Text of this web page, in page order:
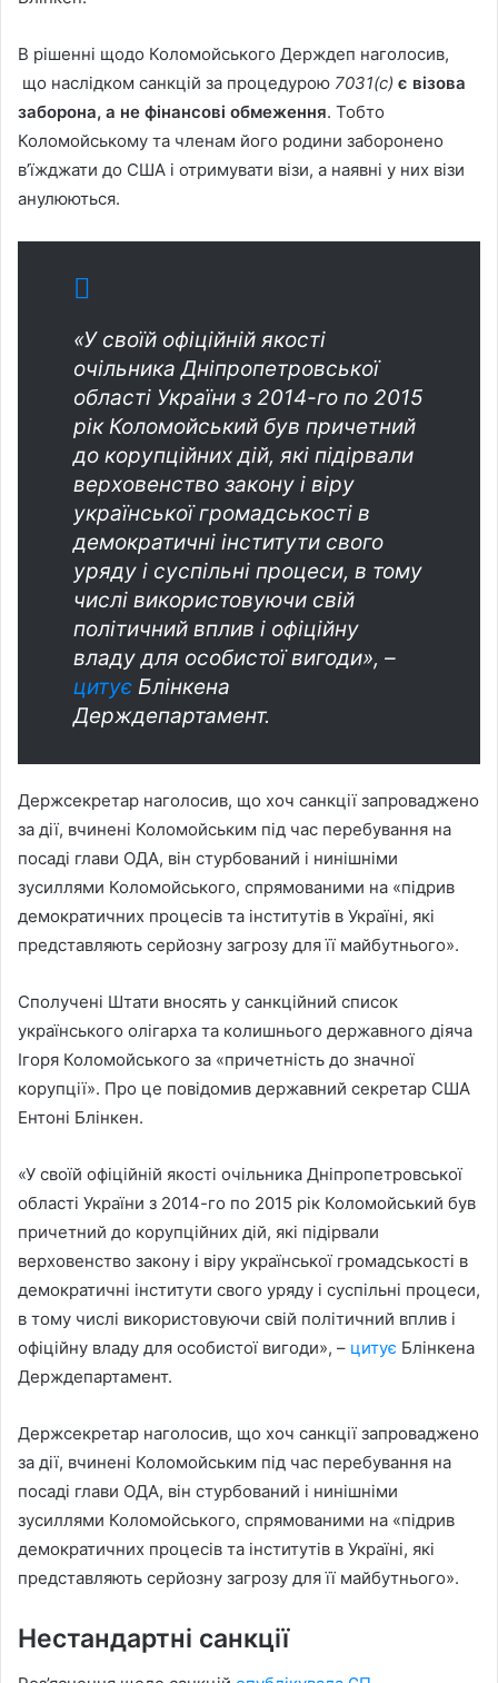
В рішенні щодо Коломойського Держдеп наголосив,
що наслідком санкцій за процедурою 7031(с) є візова
заборона, а не фінансові обмеження. Тобто
Коломойському та членам його родини заборонено
в’їжджати до США і отримувати візи, а наявні у них візи
анулюються.
«У своїй офіційній якості
очільника Дніпропетровської
області України з 2014-го по 2015
рік Коломойський був причетний
до корупційних дій, які підірвали
верховенство закону і віру
української громадськості в
демократичні інститути свого
уряду і суспільні процеси, в тому
числі використовуючи свій
політичний вплив і офіційну
владу для особистої вигоди», –
цитує Блінкена
Держдепартамент.
Держсекретар наголосив, що хоч санкції запроваджено
за дії, вчинені Коломойським під час перебування на
посаді глави ОДА, він стурбований і нинішніми
зусиллями Коломойського, спрямованими на «підрив
демократичних процесів та інститутів в Україні, які
представляють серйозну загрозу для її майбутнього».
Сполучені Штати вносять у санкційний список
українського олігарха та колишнього державного діяча
Ігоря Коломойського за «причетність до значної
корупції». Про це повідомив державний секретар США
Ентоні Блінкен.
«У своїй офіційній якості очільника Дніпропетровської
області України з 2014-го по 2015 рік Коломойський був
причетний до корупційних дій, які підірвали
верховенство закону і віру української громадськості в
демократичні інститути свого уряду і суспільні процеси,
в тому числі використовуючи свій політичний вплив і
офіційну владу для особистої вигоди», – цитує Блінкена
Держдепартамент.
Держсекретар наголосив, що хоч санкції запроваджено
за дії, вчинені Коломойським під час перебування на
посаді глави ОДА, він стурбований і нинішніми
зусиллями Коломойського, спрямованими на «підрив
демократичних процесів та інститутів в Україні, які
представляють серйозну загрозу для її майбутнього».
Нестандартні санкції